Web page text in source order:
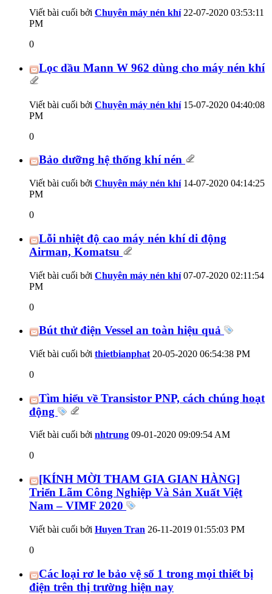
Viết bài cuối bởi Chuyên máy nén khí22-07-2020 03:53:11
PM
0
Lọc dầu Mann W 962 dùng cho máy nén khí
Viết bài cuối bởi Chuyên máy nén khí15-07-2020 04:40:08
PM
0
Bảo dưỡng hệ thống khí nén
Viết bài cuối bởi Chuyên máy nén khí14-07-2020 04:14:25
PM
0
Lỗi nhiệt độ cao máy nén khí di động
Airman, Komatsu
Viết bài cuối bởi Chuyên máy nén khí07-07-2020 02:11:54
PM
0
Bút thử điện Vessel an toàn hiệu quả
Viết bài cuối bởi thietbianphat 20-05-2020 06:54:38 PM
0
Tìm hiểu về Transistor PNP, cách chúng hoạt
động
Viết bài cuối bởi nhtrung 09-01-2020 09:09:54 AM
0
[KÍNH MỜI THAM GIA GIAN HÀNG]
Triển Lãm Công Nghiệp Và Sản Xuất Việt
Nam – VIMF 2020
Viết bài cuối bởi Huyen Tran 26-11-2019 01:55:03 PM
0
Các loại rơ le bảo vệ số 1 trong mọi thiết bị
điện trên thị trường hiện nay